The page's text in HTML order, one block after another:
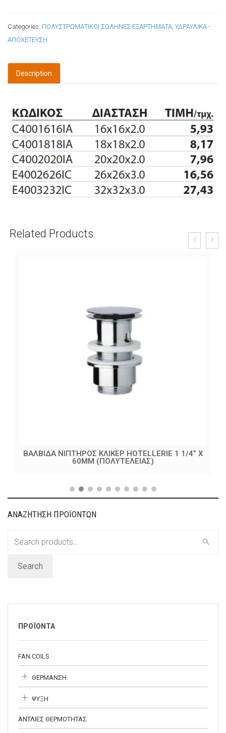
Categories: ΠΟΛΥΣΤΡΩΜΑΤΙΚΟΙ ΣΩΛΗΝΕΣ ΕΞΑΡΤΗΜΑΤΑ ΥΔΡΑΥΛΙΚΑ -
ΑΠΟΧΕΤΕΥΣΗ
Description
Related Products
ΒΑΛΒΙΔΑ ΝΙΠΤΗΡΟΣ ΚΛΙΚΕΡ HOTELLERIE 1 1/4” X
60MM (ΠΟΛΥΤΕΛΕΙΑΣ)
ΑΝΑΖΗΤΗΣΗ ΠΡΟΪΟΝΤΩΝ
Search
ΠΡΟΪΟΝΤΑ
FAN COILS
ΘΕΡΜΑΝΣΗ
ΨΥΞΗ
ΑΝΤΛΙΕΣ ΘΕΡΜΟΤΗΤΑΣ